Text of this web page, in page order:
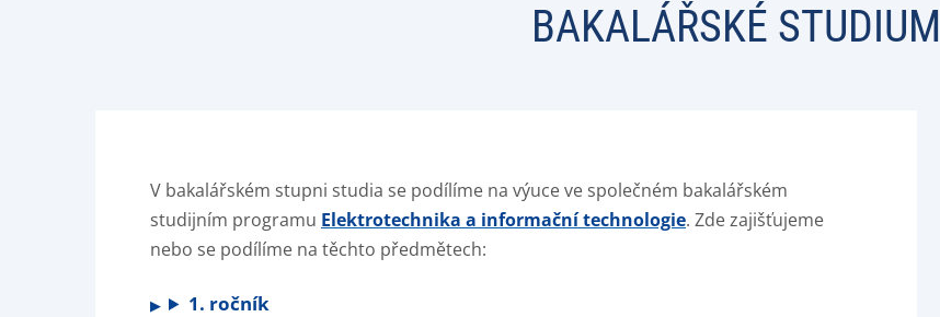
BAKALÁŘSKÉ STUDIUM
V bakalářském stupni studia se podílíme na výuce ve společném bakalářském
studijním programu Elektrotechnika a informační technologie. Zde zajišťujeme
nebo se podílíme na těchto předmětech:
1. ročník